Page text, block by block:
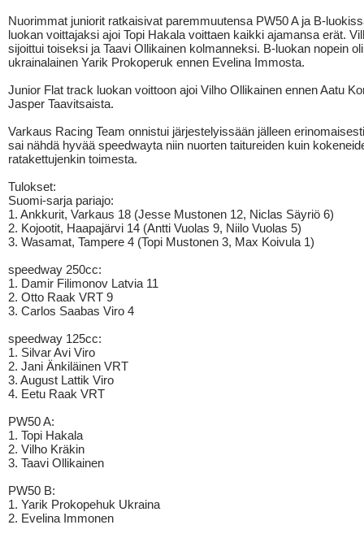
Nuorimmat juniorit ratkaisivat paremmuutensa PW50 A ja B-
luokan voittajaksi ajoi Topi Hakala voittaen kaikki ajamansa erät.
sijoittui toiseksi ja Taavi Ollikainen kolmanneksi. B-luokan nopein oli
ukrainalainen Yarik Prokoperuk ennen Evelina Immosta.
Junior Flat track luokan voittoon ajoi Vilho Ollikainen ennen Aatu
Jasper Taavitsaista.
Varkaus Racing Team onnistui järjestelyissään jälleen
sai nähdä hyvää speedwayta niin nuorten taitureiden kuin
ratakettujenkin toimesta.
Tulokset:
Suomi-sarja pariajo:
1. Ankkurit, Varkaus 18 (Jesse Mustonen 12, Niclas Säyriö 6)
2. Kojootit, Haapajärvi 14 (Antti Vuolas 9, Niilo Vuolas 5)
3. Wasamat, Tampere 4 (Topi Mustonen 3, Max Koivula 1)
speedway 250cc:
1. Damir Filimonov Latvia 11
2. Otto Raak VRT 9
3. Carlos Saabas Viro 4
speedway 125cc:
1. Silvar Avi Viro
2. Jani Änkiläinen VRT
3. August Lattik Viro
4. Eetu Raak VRT
PW50 A:
1. Topi Hakala
2. Vilho Kräkin
3. Taavi Ollikainen
PW50 B:
1. Yarik Prokopehuk Ukraina
2. Evelina Immonen